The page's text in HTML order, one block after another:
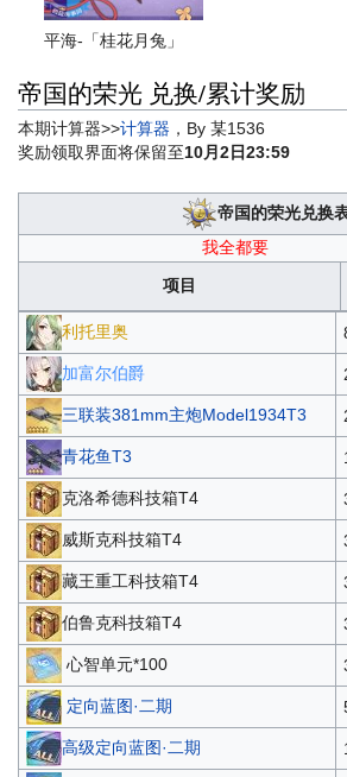
平海-「桂花月兔」
帝国的荣光 兑换/累计奖励
本期计算器>>计算器 ，By 某1536
奖励领取界面将保留至10月2日23:59
帝国的荣光兑换
我全都要
项目
利托里奥
加富尔伯爵
三联装381mm主炮Model1934T3
青花鱼T3
克洛希德科技箱T4
威斯克科技箱T4
藏王重工科技箱T4
伯鲁克科技箱T4
心智单元*100
定向蓝图·二期
高级定向蓝图·二期